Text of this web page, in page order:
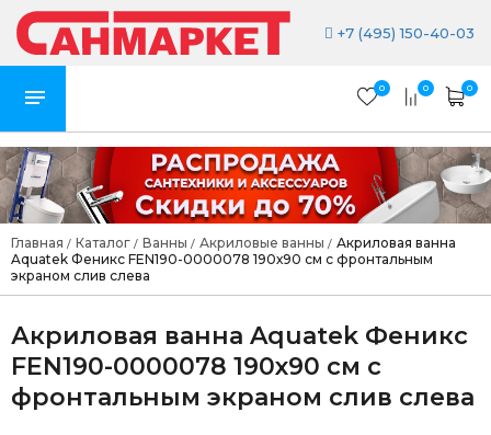
+7 (495) 150-40-03
0 0 0
Главная / Каталог / Ванны / Акриловые ванны / Акриловая ванна
Aquatek Феникс FEN190-0000078 190х90 см с фронтальным
экраном слив слева
Акриловая ванна Aquatek Феникс
FEN190-0000078 190х90 см с
фронтальным экраном слив слева